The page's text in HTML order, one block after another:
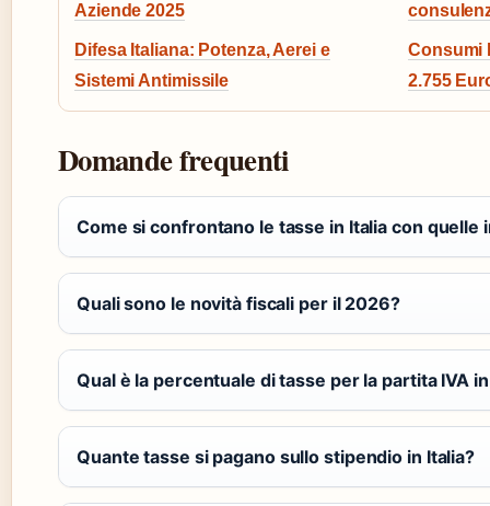
Aziende 2025
Difesa Italiana: Potenza, Aerei e
Sistemi Antimissile
Consumi
2.755
Domande frequenti
Come si confrontano le tasse in Italia con quelle
Quali sono le novità fiscali per il 2026?
Qual è la percentuale di tasse per la partita IVA
Quante tasse si pagano sullo stipendio in Italia?